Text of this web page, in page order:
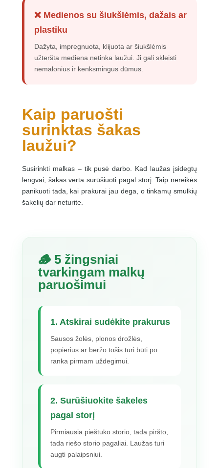
❌ Medienos su šiukšlėmis, dažais ar
plastiku
Dažyta, impregnuota, klijuota ar šiukšlėmis
užteršta mediena netinka laužui. Ji gali skleisti
nemalonius ir kenksmingus dūmus.
Kaip paruošti
surinktas šakas
laužui?
Susirinkti malkas – tik pusė darbo. Kad laužas įsidegtų
lengvai, šakas verta surūšiuoti pagal storį. Taip nereikės
panikuoti tada, kai prakurai jau dega, o tinkamų smulkių
šakelių dar neturite.
🪵 5 žingsniai
tvarkingam malkų
paruošimui
1. Atskirai sudėkite prakurus
Sausos žolės, plonos drožlės,
popierius ar beržo tošis turi būti po
ranka pirmam uždegimui.
2. Surūšiuokite šakeles
pagal storį
Pirmiausia pieštuko storio, tada piršto,
tada riešo storio pagaliai. Laužas turi
augti palaipsniui.